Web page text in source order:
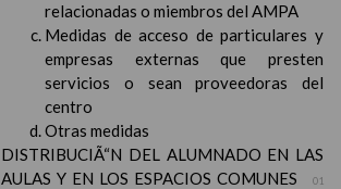
relacionadas o miembros del AMPA
Medidas de acceso de particulares y
empresas externas que presten
servicios o sean proveedoras del
centro
Otras medidas
DISTRIBUCIÃ“N DEL ALUMNADO EN LAS
AULAS Y EN LOS ESPACIOS COMUNES
01